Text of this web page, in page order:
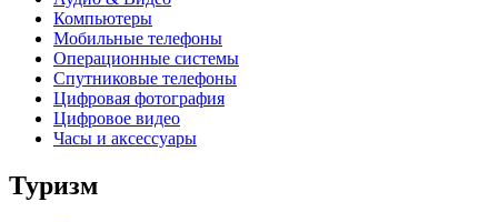
Компьютеры
Мобильные телефоны
Операционные системы
Спутниковые телефоны
Цифровая фотография
Цифровое видео
Часы и аксессуары
Туризм